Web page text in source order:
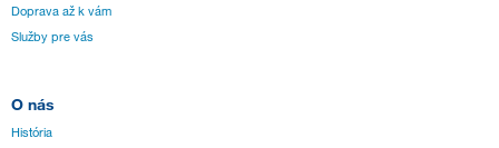
Doprava až k vám
Služby pre vás
O nás
História